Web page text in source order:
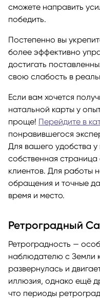
сможете направить
победить.
Постепенно вы
более эффективно
достигать
свою слабость в
Если вам хочется
натальной карты у
проще! Перейдите в
понравившегося
Для вашего удобства
собственная страница
клиентов. Для работы
обращения и точные
время и место.
Ретроградный
Ретроградность —
наблюдателю с Земли
развернулась и
иллюзия, однако ещё
что периоды